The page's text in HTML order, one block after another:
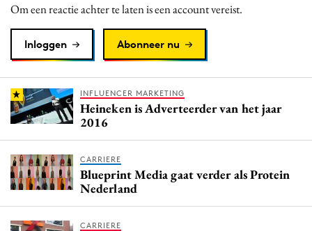
Om een reactie achter te laten is een account vereist.
Inloggen Abonneer nu
INFLUENCER MARKETING
Heineken is Adverteerder van het jaar
2016
CARRIERE
Blueprint Media gaat verder als Protein
Nederland
CARRIERE